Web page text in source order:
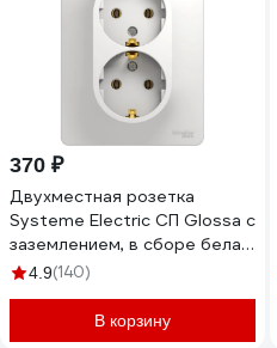
370 ₽
Двухместная розетка
Systeme Electric СП Glossa с
заземлением, в сборе белая
GSL000124
4.9(140)
В корзину